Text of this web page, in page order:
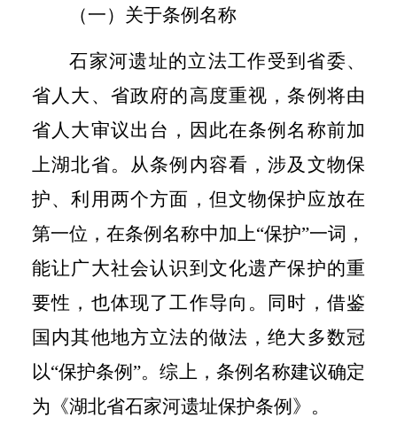
（一）关于条例名称
石家河遗址的立法工作受到省委、
省人大、省政府的高度重视，条例将由
省人大审议出台，因此在条例名称前加
上湖北省。从条例内容看，涉及文物保
护、利用两个方面，但文物保护应放在
第一位，在条例名称中加上“保护”一词，
能让广大社会认识到文化遗产保护的重
要性，也体现了工作导向。同时，借鉴
国内其他地方立法的做法，绝大多数冠
以“保护条例”。综上，条例名称建议确定
为《湖北省石家河遗址保护条例》。